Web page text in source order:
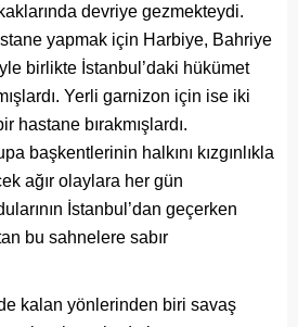
devriye gezmekteydi.
yapmak için Harbiye, Bahriye
birlikte İstanbul’daki hükümet
Yerli garnizon için ise iki
hastane bırakmışlardı.
başkentlerinin halkını kızgınlıkla
ağır olaylara her gün
İstanbul’dan geçerken
bu sahnelere sabır
kalan yönlerinden biri savaş